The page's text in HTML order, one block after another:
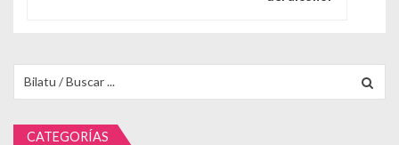
CATEGORÍAS